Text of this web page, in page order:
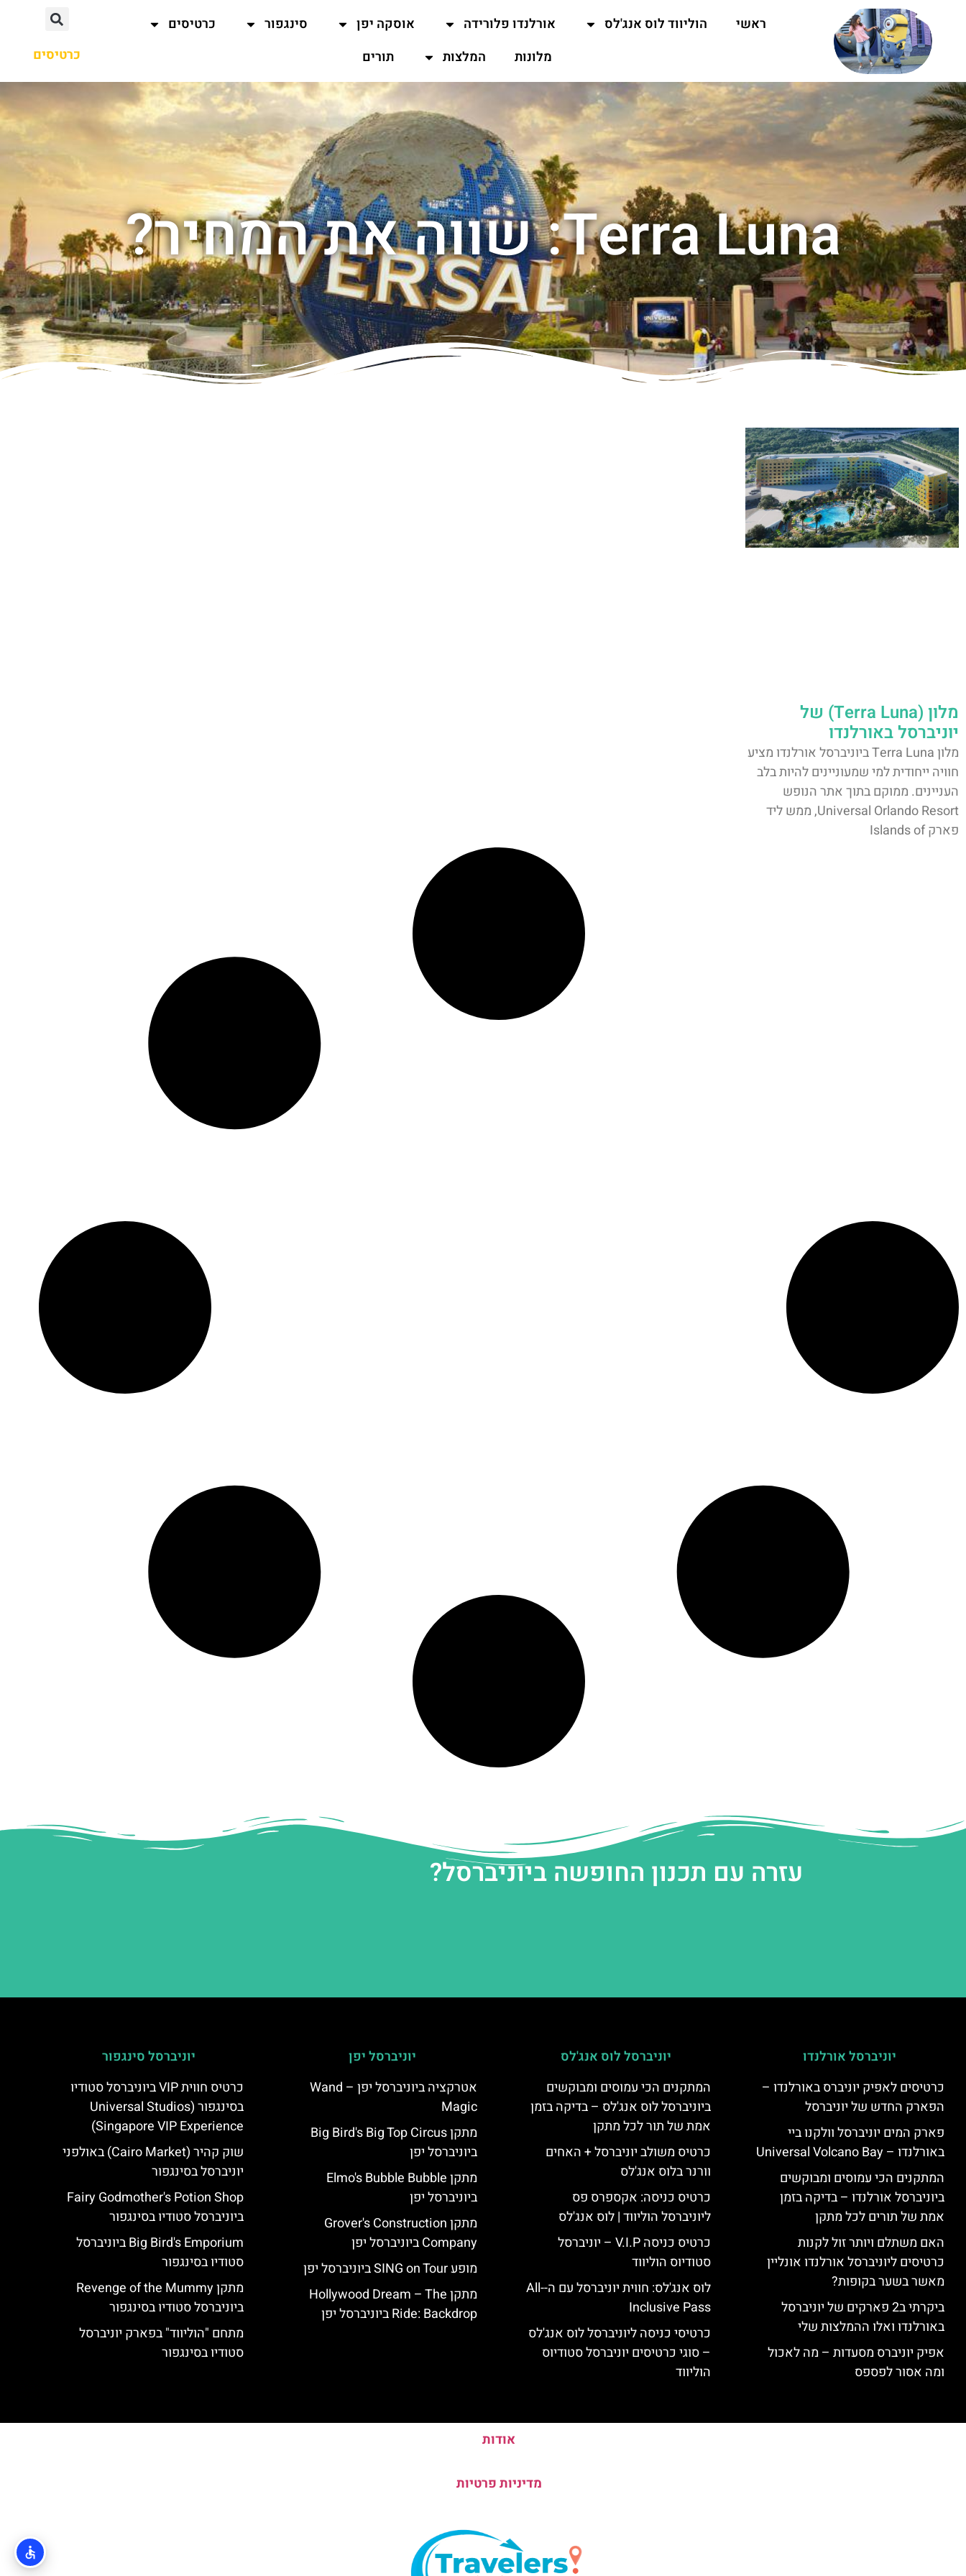
ראשי הוליווד לוס אנג'לס אורלנדו פלורידה אוסקה יפן סינגפור
כרטיסים
מלונות
המלצות תורים כרטיסים
Terra Luna: שווה את המחיר?
מלון (Terra Luna) של
יוניברסל באורלנדו
מלון Terra Luna ביוניברסל אורלנדו מציע
חוויה ייחודית למי שמעוניינים להיות בלב
העניינים. ממוקם בתוך אתר הנופש
Universal Orlando Resort, ממש ליד
פארק Islands of
עזרה עם תכנון החופשה ביוניברסל?
יוניברסל אורלנדו
כרטיסים לאפיק יוניברס באורלנדו –
הפארק החדש של יוניברסל
פארק המים יוניברסל וולקנו ביי
באורלנדו – Universal Volcano Bay
המתקנים הכי עמוסים ומבוקשים
ביוניברסל אורלנדו – בדיקה בזמן
אמת של תורים לכל מתקן
האם משתלם ויותר זול לקנות
כרטיסים ליוניברסל אורלנדו אונליין
מאשר בשער בקופות?
ביקרתי ב2 פארקים של יוניברסל
באורלנדו ואלו ההמלצות שלי
אפיק יוניברס מסעדות – מה לאכול
ומה אסור לפספס
יוניברסל לוס אנג'לס
המתקנים הכי עמוסים ומבוקשים
ביוניברסל לוס אנג'לס – בדיקה בזמן
אמת של תור לכל מתקן
כרטיס משולב יוניברסל + האחים
וורנר בלוס אנג'לס
כרטיס כניסה: אקספרס פס
ליוניברסל הוליווד | לוס אנג'לס
כרטיס כניסה V.I.P – יוניברסל
סטודיוס הוליווד
לוס אנג'לס: חווית יוניברסל עם ה-All-
Inclusive Pass
כרטיסי כניסה ליוניברסל לוס אנג'לס
– סוגי כרטיסים יוניברסל סטודיוס
הוליווד
יוניברסל יפן
אטרקציה ביוניברסל יפן – Wand
Magic
מתקן Big Bird's Big Top Circus
ביוניברסל יפן
מתקן Elmo's Bubble Bubble
ביוניברסל יפן
מתקן Grover's Construction
Company ביוניברסל יפן
מופע SING on Tour ביוניברסל יפן
מתקן Hollywood Dream – The
Ride: Backdrop ביוניברסל יפן
יוניברסל סינגפור
כרטיס חווית VIP ביוניברסל סטודיו
בסינגפור (Universal Studios
Singapore VIP Experience)
שוק קהיר (Cairo Market) באולפני
יוניברסל בסינגפור
Fairy Godmother's Potion Shop
ביוניברסל סטודיו בסינגפור
Big Bird's Emporium ביוניברסל
סטודיו בסינגפור
מתקן Revenge of the Mummy
ביוניברסל סטודיו בסינגפור
מתחם "הוליווד" בפארק יוניברסל
סטודיו בסינגפור
אודות
מדיניות פרטיות